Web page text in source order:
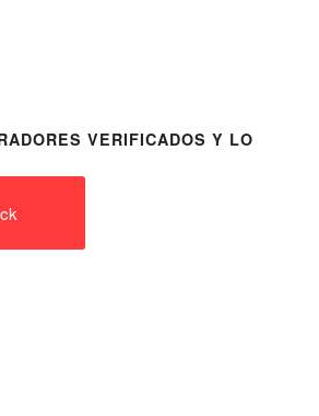
VERIFICADOS Y LO